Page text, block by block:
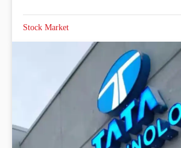
Stock Market